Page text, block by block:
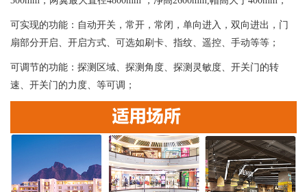
可实现的功能：自动开关，常开，常闭，单向进入，双向进出，门
扇部分开启、开启方式、可选如刷卡、指纹、遥控、手动等等；
可调节的功能：探测区域、探测角度、探测灵敏度、开关门的转
速、开关门的力度、等可调；